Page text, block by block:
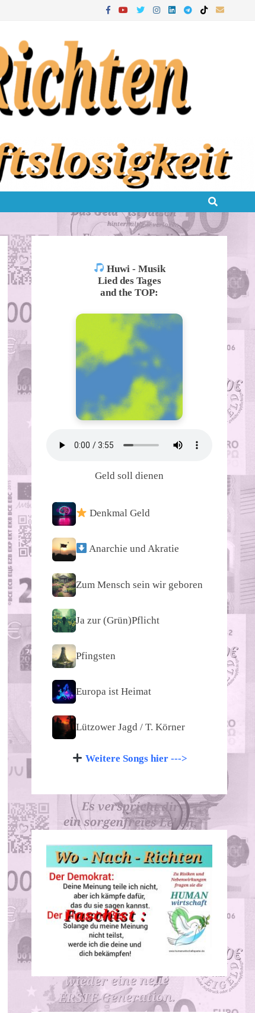
Huwi - Musik
Lied des Tages
and the TOP:
Geld soll dienen
Denkmal Geld
Anarchie und Akratie
Zum Mensch sein wir geboren
Ja zur (Grün)Pflicht
Pfingsten
Europa ist Heimat
Lützower Jagd / T. Körner
Weitere Songs hier --->